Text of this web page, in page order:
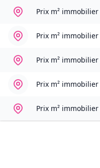
Prix m² immobilier
Prix m² immobilier
Prix m² immobilier
Prix m² immobilier
Prix m² immobilier